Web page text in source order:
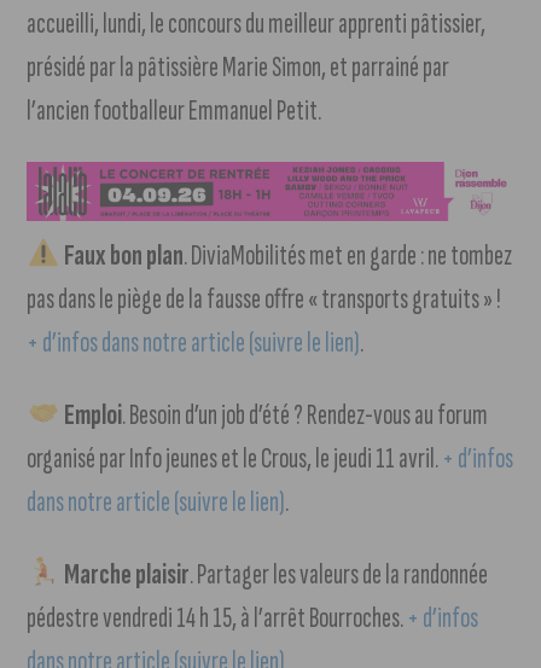
accueilli, lundi, le concours du meilleur apprenti pâtissier,
présidé par la pâtissière Marie Simon, et parrainé par
l’ancien footballeur Emmanuel Petit.
Faux bon plan. DiviaMobilités met en garde : ne tombez
pas dans le piège de la fausse offre « transports gratuits » !
+ d’infos dans notre article (suivre le lien).
Emploi. Besoin d’un job d’été ? Rendez-vous au forum
organisé par Info jeunes et le Crous, le jeudi 11 avril.+ d’infos
dans notre article (suivre le lien).
Marche plaisir. Partager les valeurs de la randonnée
pédestre vendredi 14 h 15, à l’arrêt Bourroches.+ d’infos